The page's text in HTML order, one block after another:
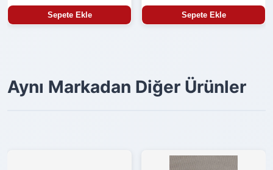
Sepete Ekle Sepete Ekle
Aynı Markadan Diğer Ürünler